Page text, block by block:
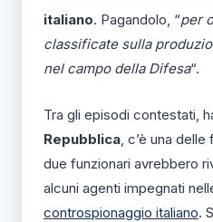
italiano. Pagandolo, “per
classificate sulla
nel campo della Difesa“.
Tra gli episodi contestati,
Repubblica, c’è una
due funzionari avrebbero
alcuni agenti impegnati
controspionaggio italiano.